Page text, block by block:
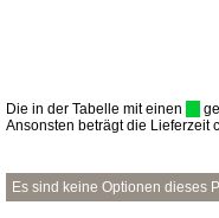
Die in der Tabelle mit einen
Ansonsten beträgt die Lieferzeit
Es sind keine Optionen dieses